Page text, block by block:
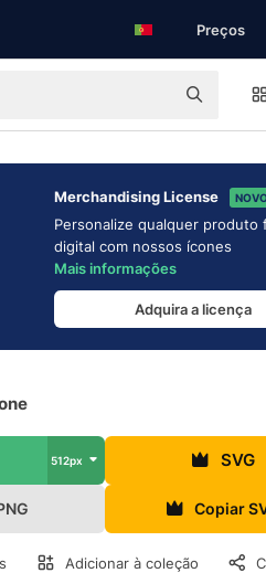
Preços
Merchandising License
Personalize qualquer produto
digital com nossos ícones
Mais informações
Adquira a licença
512px SVG
Copiar
Adicionar à coleção